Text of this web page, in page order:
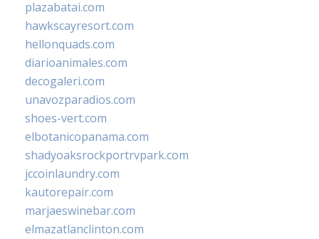
plazabatai.com
hawkscayresort.com
hellonquads.com
diarioanimales.com
decogaleri.com
unavozparadios.com
shoes-vert.com
elbotanicopanama.com
shadyoaksrockportrvpark.com
jccoinlaundry.com
kautorepair.com
marjaeswinebar.com
elmazatlanclinton.com